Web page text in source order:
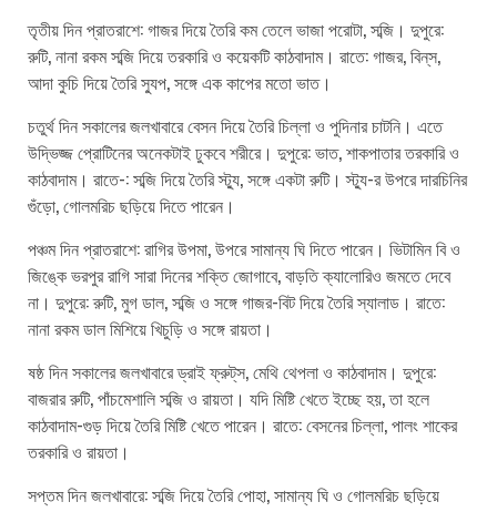
তৃতীয় দিন প্রাতরাশে: গাজর দিয়ে তৈরি কম তেলে ভাজা পরোটা, সব্জি। দুপুরে:
রুটি, নানা রকম সব্জি দিয়ে তরকারি ও কয়েকটি কাঠবাদাম। রাতে: গাজর, বিন্‌স,
আদা কুচি দিয়ে তৈরি স্যুপ, সঙ্গে এক কাপের মতো ভাত।
চতুর্থ দিন সকালের জলখাবারে বেসন দিয়ে তৈরি চিল্লা ও পুদিনার চাটনি। এতে
উদ্ভিজ্জ প্রোটিনের অনেকটাই ঢুকবে শরীরে। দুপুরে: ভাত, শাকপাতার তরকারি ও
কাঠবাদাম। রাতে-: সব্জি দিয়ে তৈরি স্ট্যু, সঙ্গে একটা রুটি। স্ট্যু-র উপরে দারচিনির
গুঁড়ো, গোলমরিচ ছড়িয়ে দিতে পারেন।
পঞ্চম দিন প্রাতরাশে: রাগির উপমা, উপরে সামান্য ঘি দিতে পারেন। ভিটামিন বি ও
জিঙ্কে ভরপুর রাগি সারা দিনের শক্তি জোগাবে, বাড়তি ক্যালোরিও জমতে দেবে
না। দুপুরে: রুটি, মুগ ডাল, সব্জি ও সঙ্গে গাজর-বিট দিয়ে তৈরি স্যালাড। রাতে:
নানা রকম ডাল মিশিয়ে খিচুড়ি ও সঙ্গে রায়তা।
ষষ্ঠ দিন সকালের জলখাবারে ড্রাই ফ্রুট্‌স, মেথি থেপলা ও কাঠবাদাম। দুপুরে:
বাজরার রুটি, পাঁচমেশালি সব্জি ও রায়তা। যদি মিষ্টি খেতে ইচ্ছে হয়, তা হলে
কাঠবাদাম-গুড় দিয়ে তৈরি মিষ্টি খেতে পারেন। রাতে: বেসনের চিল্লা, পালং শাকের
তরকারি ও রায়তা।
সপ্তম দিন জলখাবারে: সব্জি দিয়ে তৈরি পোহা, সামান্য ঘি ও গোলমরিচ ছড়িয়ে